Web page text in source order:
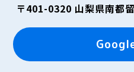
〒401-0320 山梨県南都